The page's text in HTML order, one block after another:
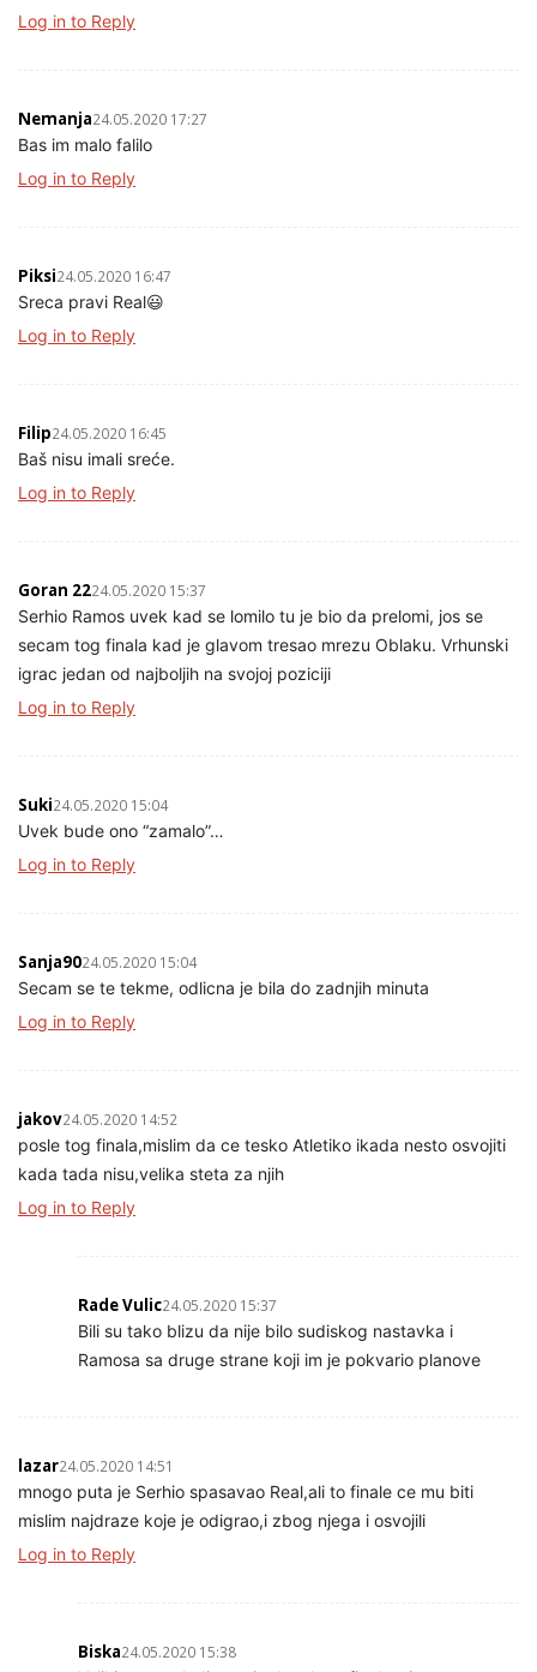
Log in to Reply
Nemanja24.05.2020 17:27
Bas im malo falilo
Log in to Reply
Piksi24.05.2020 16:47
Sreca pravi Real😃
Log in to Reply
Filip24.05.2020 16:45
Baš nisu imali sreće.
Log in to Reply
Goran 2224.05.2020 15:37
Serhio Ramos uvek kad se lomilo tu je bio da prelomi, jos se
secam tog finala kad je glavom tresao mrezu Oblaku. Vrhunski
igrac jedan od najboljih na svojoj poziciji
Log in to Reply
Suki24.05.2020 15:04
Uvek bude ono “zamalo”…
Log in to Reply
Sanja9024.05.2020 15:04
Secam se te tekme, odlicna je bila do zadnjih minuta
Log in to Reply
jakov24.05.2020 14:52
posle tog finala,mislim da ce tesko Atletiko ikada nesto osvojiti
kada tada nisu,velika steta za njih
Log in to Reply
Rade Vulic24.05.2020 15:37
Bili su tako blizu da nije bilo sudiskog nastavka i
Ramosa sa druge strane koji im je pokvario planove
lazar24.05.2020 14:51
mnogo puta je Serhio spasavao Real,ali to finale ce mu biti
mislim najdraze koje je odigrao,i zbog njega i osvojili
Log in to Reply
Biska24.05.2020 15:38